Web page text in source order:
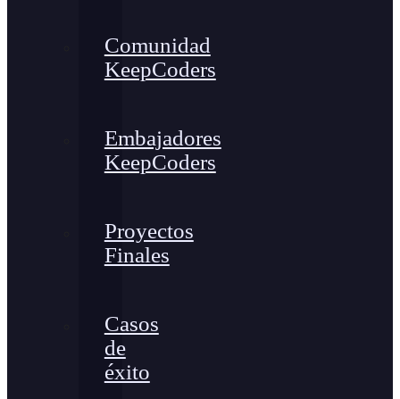
Comunidad
KeepCoders
Embajadores
KeepCoders
Proyectos
Finales
Casos
de
éxito